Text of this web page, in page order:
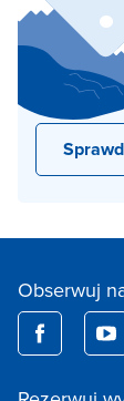
Obserwuj